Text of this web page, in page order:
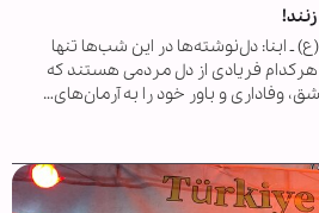
ـ ابنا: دل‌نوشته‌ها در این شب‌ها تنها
فریادی از دل مردمی هستند که
وفاداری و باور خود را به آرمان‌های…